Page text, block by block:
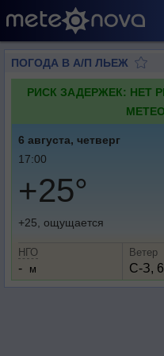
ПОГОДА В А/П ЛЬЕЖ
РИСК ЗАДЕРЖЕК: НЕТ
6 августа, четверг
17:00
+25°
+25, ощущается
НГО
- м
Ветер
С-З,